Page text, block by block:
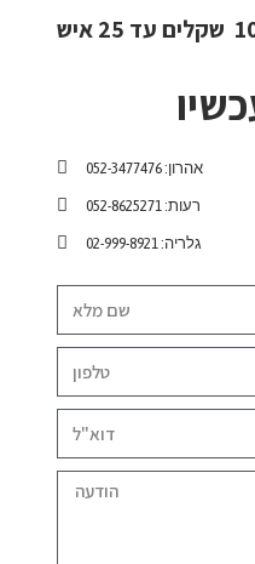
אהרון: 052-3477476
רעות: 052-8625271
גלריה: 02-999-8921